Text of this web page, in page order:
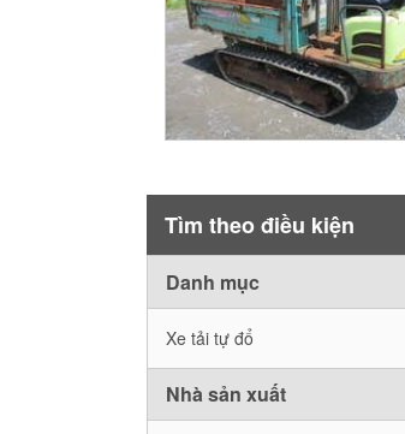
Tìm theo điều kiện
Danh mục
Xe tải tự đổ
Nhà sản xuất